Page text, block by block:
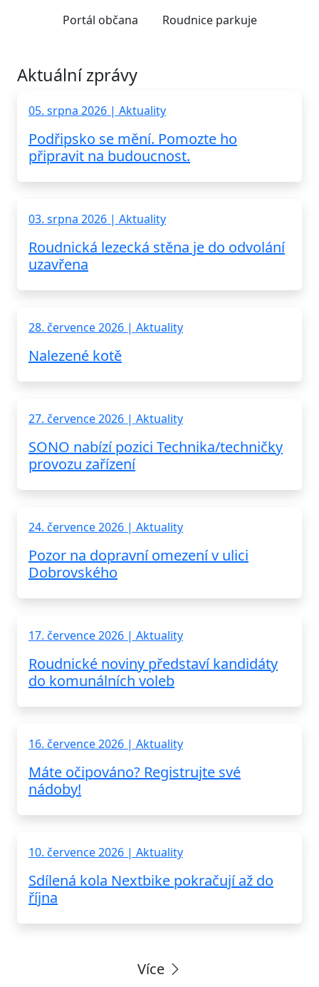
Portál občana Roudnice parkuje
Aktuální zprávy
05. srpna 2026 | Aktuality
Podřipsko se mění. Pomozte ho
připravit na budoucnost.
03. srpna 2026 | Aktuality
Roudnická lezecká stěna je do odvolání
uzavřena
28. července 2026 | Aktuality
Nalezené kotě
27. července 2026 | Aktuality
SONO nabízí pozici Technika/techničky
provozu zařízení
24. července 2026 | Aktuality
Pozor na dopravní omezení v ulici
Dobrovského
17. července 2026 | Aktuality
Roudnické noviny představí kandidáty
do komunálních voleb
16. července 2026 | Aktuality
Máte očipováno? Registrujte své
nádoby!
10. července 2026 | Aktuality
Sdílená kola Nextbike pokračují až do
října
Více